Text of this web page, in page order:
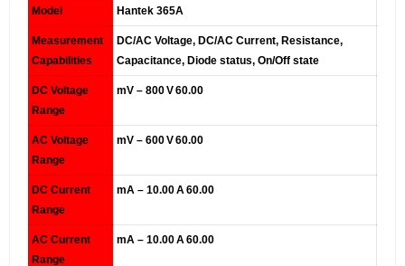
Hantek 365A
Model
DC/AC Voltage, DC/AC Current, Resistance,
Capacitance, Diode status, On/Off state
Measurement
Capabilities
60.00 mV – 800 V
DC Voltage
Range
60.00 mV – 600 V
AC Voltage
Range
60.00 mA – 10.00 A
DC Current
Range
60.00 mA – 10.00 A
AC Current
Range